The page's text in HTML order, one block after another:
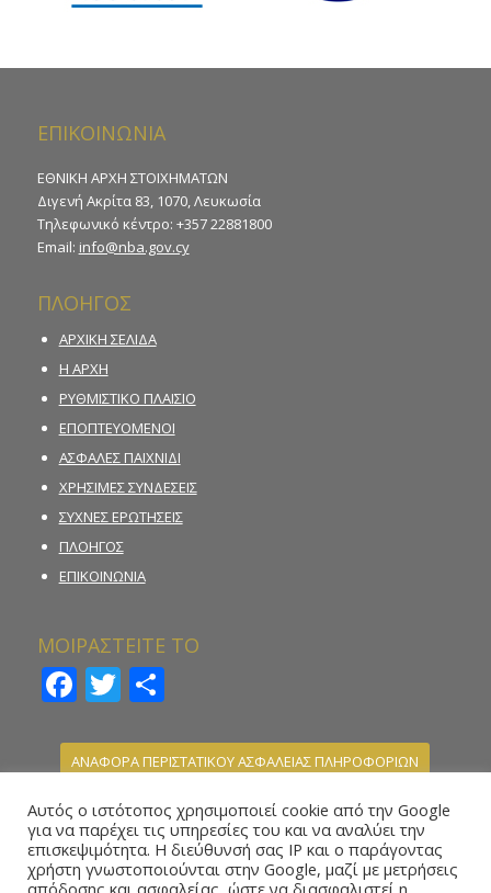
ΕΠΙΚΟΙΝΩΝΙΑ
ΕΘΝΙΚΗ ΑΡΧΗ ΣΤΟΙΧΗΜΑΤΩΝ
Διγενή Ακρίτα 83, 1070, Λευκωσία
Τηλεφωνικό κέντρο: +357 22881800
Email: info@nba.gov.cy
ΠΛΟΗΓΟΣ
ΑΡΧΙΚΗ ΣΕΛΙΔΑ
Η ΑΡΧΗ
ΡΥΘΜΙΣΤΙΚΟ ΠΛΑΙΣΙΟ
ΕΠΟΠΤΕΥΟΜΕΝΟΙ
ΑΣΦΑΛΕΣ ΠΑΙΧΝΙΔΙ
ΧΡΗΣΙΜΕΣ ΣΥΝΔΕΣΕΙΣ
ΣΥΧΝΕΣ ΕΡΩΤΗΣΕΙΣ
ΠΛΟΗΓΟΣ
ΕΠΙΚΟΙΝΩΝΙΑ
ΜΟΙΡΑΣΤΕΙΤΕ ΤΟ
Facebook
Twitter
Μοιραστείτε
ΑΝΑΦΟΡΑ ΠΕΡΙΣΤΑΤΙΚΟΥ ΑΣΦΑΛΕΙΑΣ ΠΛΗΡΟΦΟΡΙΩΝ
ΚΑΤΑΓΓΕΛΙΑ ΠΑΡΑΝΟΜΗΣ ΣΤΟΙΧΗΜΑΤΙΚΗΣ
ΔΡΑΣΤΗΡΙΟΤΗΤΑΣ
ΗΛΕΚΤΡΟΝΙΚΗ ΦΟΡΜΑ ΥΠΟΒΟΛΗΣ ΑΝΑΦΟΡΑΣ –
WHISTLEBLOWING
Αυτός ο ιστότοπος χρησιμοποιεί cookie από την Google
για να παρέχει τις υπηρεσίες του και να αναλύει την
επισκεψιμότητα. Η διεύθυνσή σας IP και ο παράγοντας
χρήστη γνωστοποιούνται στην Google, μαζί με μετρήσεις
απόδοσης και ασφαλείας, ώστε να διασφαλιστεί η